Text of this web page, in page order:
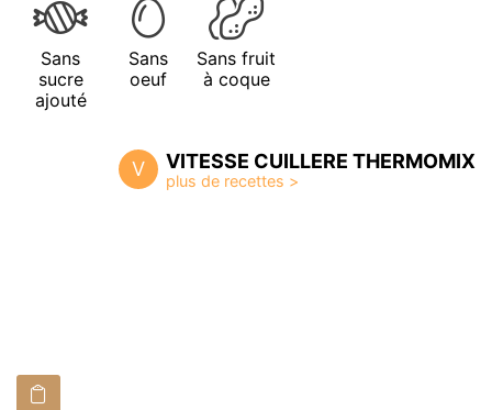
Sans
sucre
ajouté
Sans
oeuf
Sans fruit
à coque
V VITESSE CUILLERE THERMOMIX